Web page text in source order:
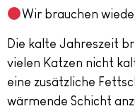
Wir brauchen
Die kalte Jahreszeit
vielen Katzen nicht
eine zusätzliche
wärmende Schicht